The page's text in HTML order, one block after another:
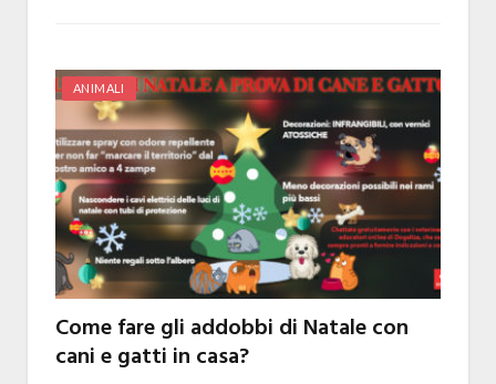
ANIMALI
Come fare gli addobbi di Natale con
cani e gatti in casa?